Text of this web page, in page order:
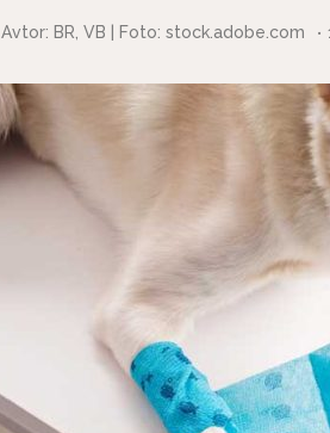
Avtor: BR, VB | Foto: stock.adobe.com